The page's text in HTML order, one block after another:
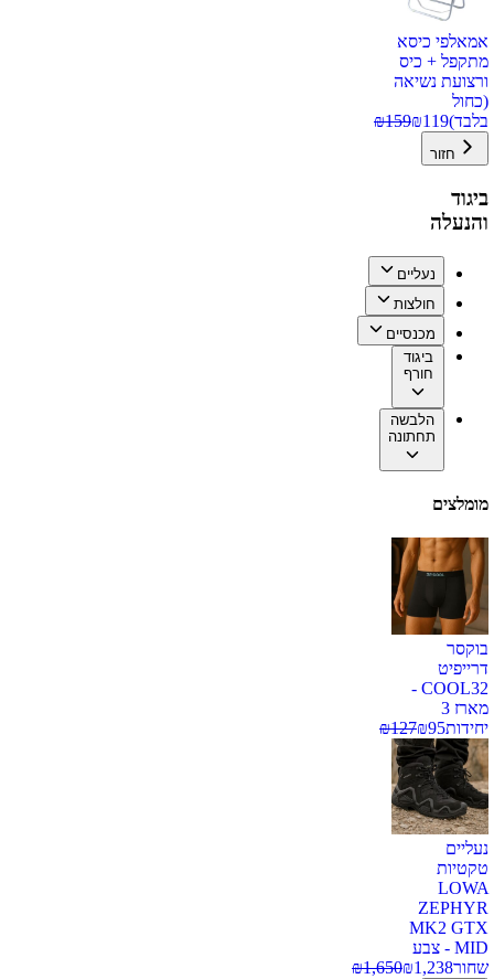
אמאלפי כיסא
מתקפל + כיס
ורצועת נשיאה
(כחול
בלבד)
₪119
₪159
חזור
ביגוד
והנעלה
נעליים
חולצות
מכנסיים
ביגוד
חורף
הלבשה
תחתונה
מומלצים
בוקסר
דרייפיט
COOL32 -
מארז 3
יחידות
₪95
₪127
נעליים
טקטיות
LOWA
ZEPHYR
MK2 GTX
MID - צבע
שחור
₪1,238
₪1,650